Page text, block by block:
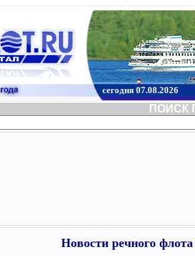
сегодня 07.08.2026
ПОИСК
Новости речного